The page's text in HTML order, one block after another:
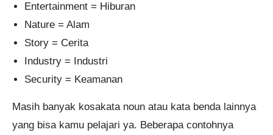
Entertainment = Hiburan
Nature = Alam
Story = Cerita
Industry = Industri
Security = Keamanan
Masih banyak kosakata noun atau kata benda lainnya
yang bisa kamu pelajari ya. Beberapa contohnya